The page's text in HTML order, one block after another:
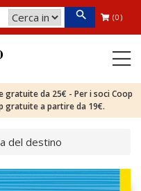
(0)
gratuite da 25€ - Per i soci Coop
gratuite a partire da 19€.
del destino